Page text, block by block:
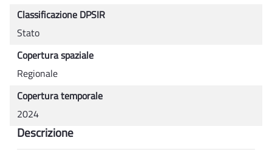
Classificazione DPSIR
Stato
Copertura spaziale
Regionale
Copertura temporale
2024
Descrizione